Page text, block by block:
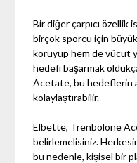
Bir diğer çarpıcı özellik
birçok sporcu için
koruyup hem de vücut
hedefi başarmak
Acetate, bu hedeflerin
kolaylaştırabilir.
Elbette, Trenbolone
belirlemelisiniz.
bu nedenle, kişisel bir